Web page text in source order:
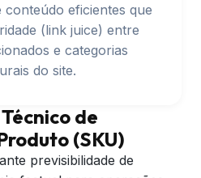
conteúdo eficientes que
(link juice) entre
e categorias
do site.
de
(SKU)
previsibilidade de